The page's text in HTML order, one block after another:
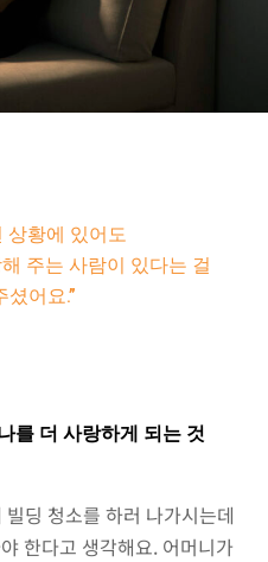
상황에 있어도
주는 사람이 있다는 걸
셨어요.”
를 더 사랑하게 되는 것
딩 청소를 하러 나가시는데
한다고 생각해요. 어머니가